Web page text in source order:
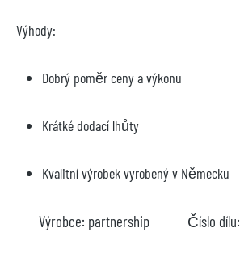
Výhody:
Dobrý poměr ceny a výkonu
Krátké dodací lhůty
Kvalitní výrobek vyrobený v Německu
Výrobce: partnership Číslo dílu: